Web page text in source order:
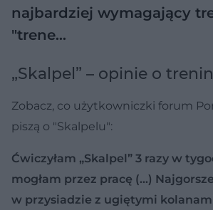
najbardziej wymagający
"trene…
„Skalpel” – opinie o
Zobacz, co użytkowniczki forum
piszą o "Skalpelu":
Ćwiczyłam „Skalpel” 3 razy w
mogłam przez pracę (…)
w przysiadzie z ugiętymi